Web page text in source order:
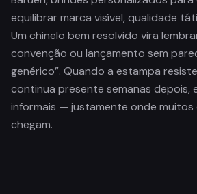
equilibrar marca visível, qualidade
Um chinelo bem resolvido vira
convenção ou lançamento sem
genérico”. Quando a estampa
continua presente semanas depois,
informais — justamente onde
chegam.